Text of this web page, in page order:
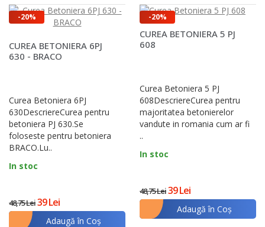
-20%
CUREA BETONIERA 6PJ
630 - BRACO
Curea Betoniera 6PJ
630DescriereCurea pentru
betoniera PJ 630.Se
foloseste pentru betoniera
BRACO.Lu..
In stoc
48,75 Lei39 Lei
Adaugă în Coş
-20%
CUREA BETONIERA 5 PJ
608
Curea Betoniera 5 PJ
608DescriereCurea pentru
majoritatea betonierelor
vandute in romania cum ar fi
..
In stoc
48,75 Lei39 Lei
Adaugă în Coş